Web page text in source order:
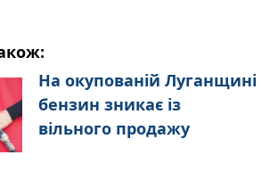
На окупованій Луганщині
бензин зникає із
вільного продажу